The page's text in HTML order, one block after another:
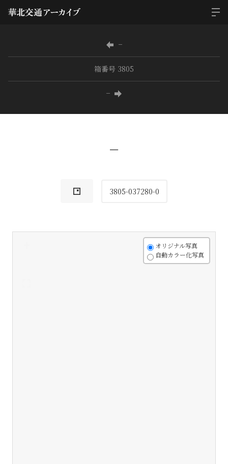
−
箱番号 3805
−
−
3805-037280-0
オリジナル写真
自動カラー化写真